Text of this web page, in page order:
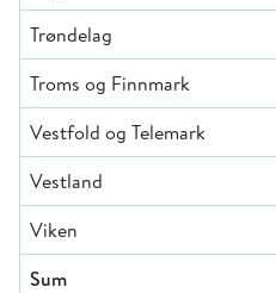
Trøndelag
Troms og Finnmark
Vestfold og Telemark
Vestland
Viken
Sum